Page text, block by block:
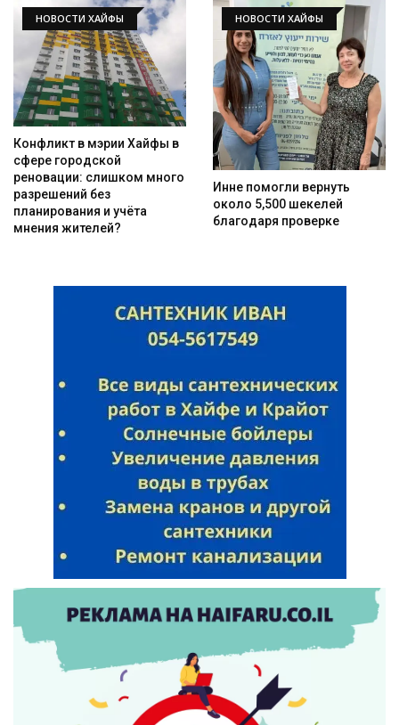
НОВОСТИ ХАЙФЫ
Конфликт в мэрии Хайфы в
сфере городской
реновации: слишком много
разрешений без
планирования и учёта
мнения жителей?
НОВОСТИ ХАЙФЫ
Инне помогли вернуть
около 5,500 шекелей
благодаря проверке